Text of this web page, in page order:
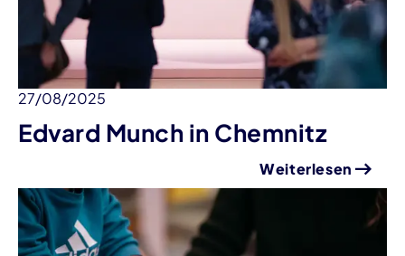
27/08/2025
Edvard Munch in Chemnitz
Weiterlesen